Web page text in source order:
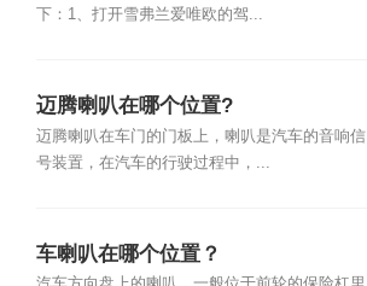
下：1、打开雪弗兰爱唯欧的驾...
迈腾喇叭在哪个位置?
迈腾喇叭在车门的门板上，喇叭是汽车的音响信
号装置，在汽车的行驶过程中，...
车喇叭在哪个位置？